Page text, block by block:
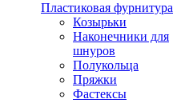
Пластиковая фурнитура
Козырьки
Наконечники для
шнуров
Полукольца
Пряжки
Фастексы